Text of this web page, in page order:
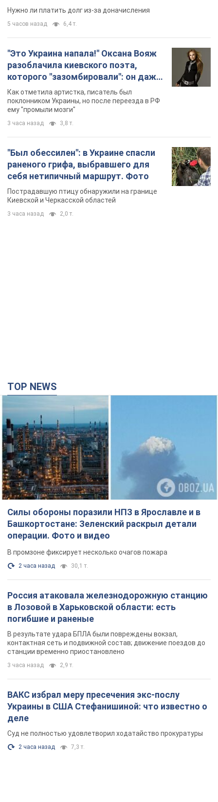
ему "промыли мозги"
3 часа назад 3,8 т.
"Был обессилен": в Украине спасли
раненого грифа, выбравшего для
себя нетипичный маршрут. Фото
Пострадавшую птицу обнаружили на границе
Киевской и Черкасской областей
Силы обороны поразили НПЗ в Ярославле и в
Башкортостане: Зеленский раскрыл детали
операции. Фото и видео
В промзоне фиксирует несколько очагов пожара
2 часа назад 30,1 т.
Россия атаковала железнодорожную станцию
в Лозовой в Харьковской области: есть
погибшие и раненые
В результате удара БПЛА были повреждены вокзал,
станции временно приостановлено
3 часа назад 2,9 т.
ВАКС избрал меру пресечения экс-послу
Украины в США Стефанишиной: что известно о
деле
Суд не полностью удовлетворил ходатайство прокуратуры
2 часа назад 7,3 т.